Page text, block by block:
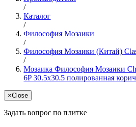
/
Каталог
/
Философия Мозаики
/
Философия Мозаики (Китай)
/
Мозаика Философия Мозаики
6P 30.5x30.5 полированная
×Close
Задать вопрос по плитке